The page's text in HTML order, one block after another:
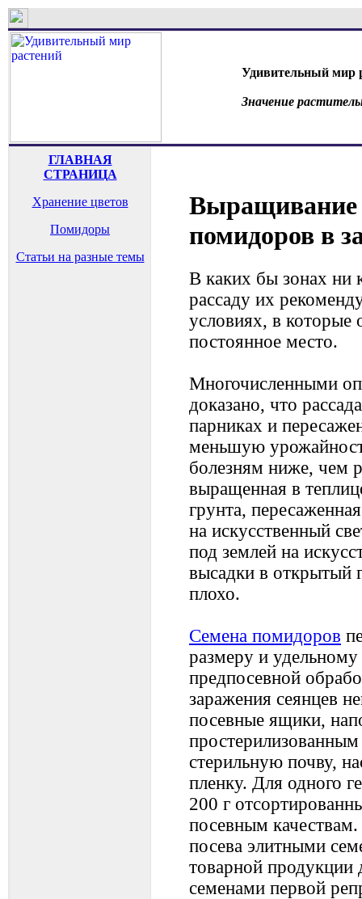
Удивительный мир
Значение
ГЛАВНАЯ
СТРАНИЦА
Хранение цветов
Помидоры
Статьи на разные темы
Выращивание
помидоров в
В каких бы зонах ни
рассаду их
условиях, в которые
постоянное место.
Многочисленными
доказано, что
парниках и
меньшую
болезням ниже, чем
выращенная в
грунта,
на искусственный
под землей на
высадки в открытый
плохо.
Семена помидоров
размеру и
предпосевной
заражения сеянцев
посевные ящики,
стерильную почву,
пленку. Для одного
200 г
посевным
посева элитными
товарной продукции
семенами первой